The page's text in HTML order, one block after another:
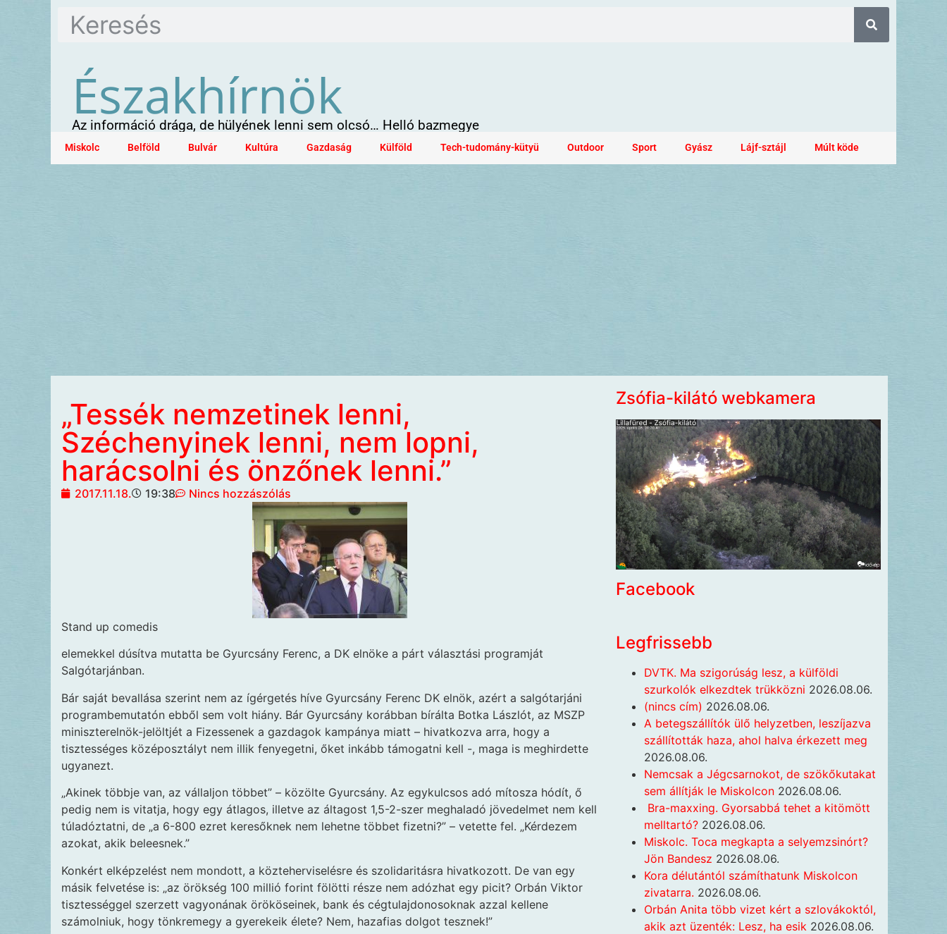
Északhírnök
Az információ drága, de hülyének lenni sem olcsó… Helló bazmegye
Miskolc Belföld Bulvár Kultúra Gazdaság Külföld Tech-tudomány-kütyü Outdoor Sport Gyász Lájf-sztájl Múlt köde
„Tessék nemzetinek lenni,
Széchenyinek lenni, nem lopni,
harácsolni és önzőnek lenni.”
2017.11.18. 19:38 Nincs hozzászólás
Stand up comedis
elemekkel dúsítva mutatta be Gyurcsány Ferenc, a DK elnöke a párt választási programját
Salgótarjánban.
Bár saját bevallása szerint nem az ígérgetés híve Gyurcsány Ferenc DK elnök, azért a salgótarjáni
programbemutatón ebből sem volt hiány. Bár Gyurcsány korábban bírálta Botka Lászlót, az MSZP
miniszterelnök-jelöltjét a Fizessenek a gazdagok kampánya miatt – hivatkozva arra, hogy a
tisztességes középosztályt nem illik fenyegetni, őket inkább támogatni kell -, maga is meghirdette
ugyanezt.
„Akinek többje van, az vállaljon többet” – közölte Gyurcsány. Az egykulcsos adó mítosza hódít, ő
pedig nem is vitatja, hogy egy átlagos, illetve az áltagost 1,5-2-szer meghaladó jövedelmet nem kell
túladóztatni, de „a 6-800 ezret keresőknek nem lehetne többet fizetni?” – vetette fel. „Kérdezem
azokat, akik beleesnek.”
Konkért elképzelést nem mondott, a közteherviselésre és szolidaritásra hivatkozott. De van egy
másik felvetése is: „az örökség 100 millió forint fölötti része nem adózhat egy picit? Orbán Viktor
tisztességgel szerzett vagyonának örököseinek, bank és cégtulajdonosoknak azzal kellene
számolniuk, hogy tönkremegy a gyerekeik élete? Nem, hazafias dolgot tesznek!”
Zsófia-kilátó webkamera
Facebook
Legfrissebb
DVTK. Ma szigorúság lesz, a külföldi
szurkolók elkezdtek trükközni 2026.08.06.
(nincs cím) 2026.08.06.
A betegszállítók ülő helyzetben, leszíjazva
szállították haza, ahol halva érkezett meg
2026.08.06.
Nemcsak a Jégcsarnokot, de szökőkutakat
sem állítják le Miskolcon 2026.08.06.
Bra-maxxing. Gyorsabbá tehet a kitömött
melltartó? 2026.08.06.
Miskolc. Toca megkapta a selyemzsinórt?
Jön Bandesz 2026.08.06.
Kora délutántól számíthatunk Miskolcon
zivatarra. 2026.08.06.
Orbán Anita több vizet kért a szlovákoktól,
akik azt üzenték: Lesz, ha esik 2026.08.06.